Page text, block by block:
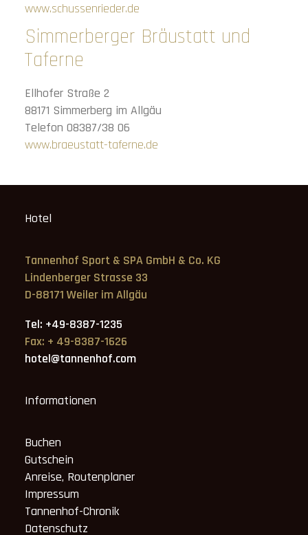
www.schussenrieder.de
Simmerberger Bräustatt und
Taferne
Ellhofer Straße 2
88171 Simmerberg im Allgäu
Telefon 08387/38 06
www.braeustatt-taferne.de
Hotel
Tannenhof Sport & SPA GmbH & Co. KG
Lindenberger Strasse 33
D-88171 Weiler im Allgäu
Tel: +49-8387-1235
Fax: + 49-8387-1626
hotel@tannenhof.com
Informationen
Buchen
Gutschein
Anreise, Routenplaner
Impressum
Tannenhof-Chronik
Datenschutz